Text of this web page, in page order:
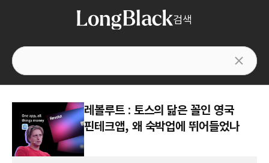
검색
레볼루트 : 토스의 닮은 꼴인 영국
핀테크앱, 왜 숙박업에 뛰어들었나